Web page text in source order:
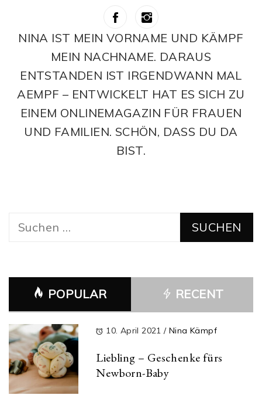
NINA IST MEIN VORNAME UND KÄMPF
MEIN NACHNAME. DARAUS
ENTSTANDEN IST IRGENDWANN MAL
AEMPF – ENTWICKELT HAT ES SICH ZU
EINEM ONLINEMAGAZIN FÜR FRAUEN
UND FAMILIEN. SCHÖN, DASS DU DA
BIST.
Suchen
POPULAR RECENT
10. April 2021/ Nina Kämpf
Liebling – Geschenke fürs
Newborn-Baby